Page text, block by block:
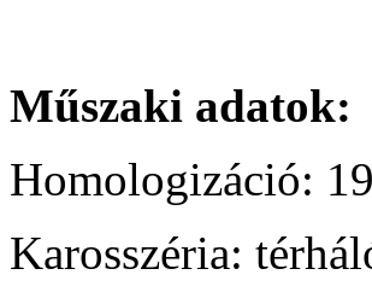
Műszaki adatok:
Homologizáció:
Karosszéria: